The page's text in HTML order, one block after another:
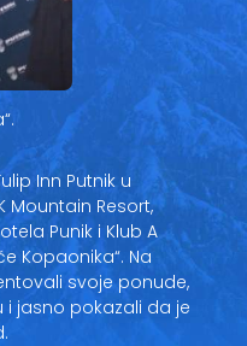
Inn Putnik u
Mountain Resort,
Punik i Klub A
Kopaonika“. Na
svoje ponude,
i jasno pokazali da je